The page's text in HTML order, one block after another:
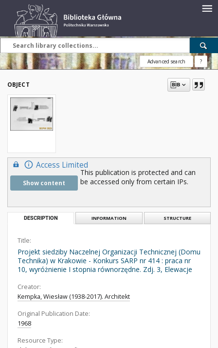
Advanced search ?
OBJECT
Access Limited
Show content
This publication is protected and can
be accessed only from certain IPs.
DESCRIPTION INFORMATION STRUCTURE
Title:
Projekt siedziby Naczelnej Organizacji Technicznej (Domu
Technika) w Krakowie - Konkurs SARP nr 414 : praca nr
10, wyróżnienie I stopnia równorzędne. Zdj. 3, Elewacje
Creator:
Kempka, Wiesław (1938-2017). Architekt
Original Publication Date:
1968
Resource Type: